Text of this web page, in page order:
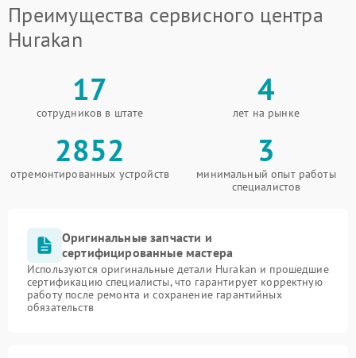
Преимущества сервисного центра
Hurakan
17
сотрудников в штате
4
лет на рынке
2852
отремонтированных устройств
3
минимальный опыт работы
специалистов
Оригинальные запчасти и
сертифицированные мастера
Используются оригинальные детали Hurakan и прошедшие
сертификацию специалисты, что гарантирует корректную
работу после ремонта и сохранение гарантийных
обязательств